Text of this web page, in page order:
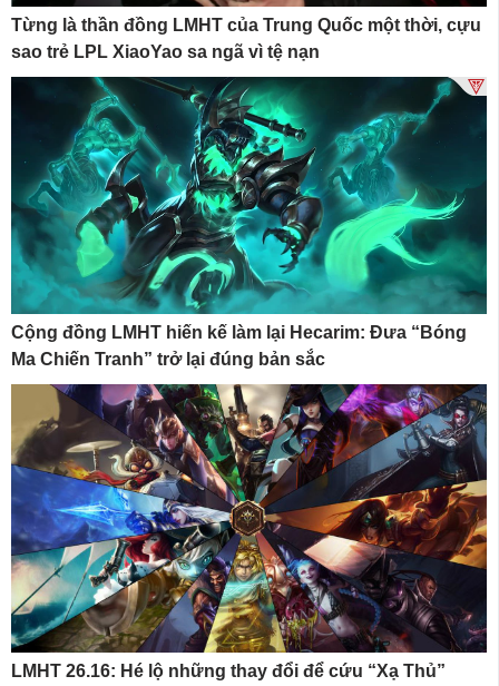
Từng là thần đồng LMHT của Trung Quốc một thời, cựu
sao trẻ LPL XiaoYao sa ngã vì tệ nạn
Cộng đồng LMHT hiến kế làm lại Hecarim: Đưa “Bóng
Ma Chiến Tranh” trở lại đúng bản sắc
LMHT 26.16: Hé lộ những thay đổi để cứu “Xạ Thủ”